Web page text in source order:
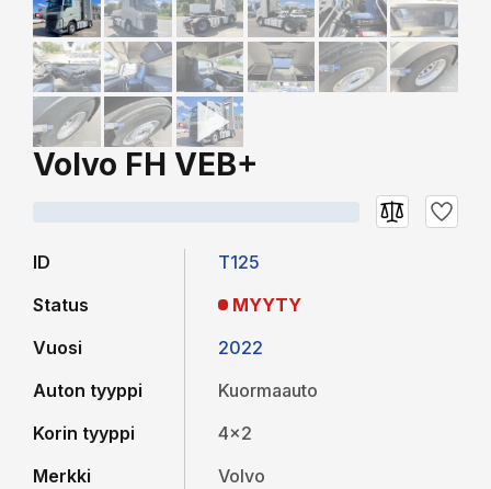
Volvo FH VEB+
ID
Status
Vuosi
Auton tyyppi
Korin tyyppi
Merkki
T125
MYYTY
2022
Kuormaauto
4x2
Volvo